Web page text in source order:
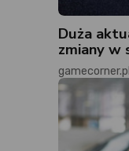
Duża
zmiany w
gamecorner.pl